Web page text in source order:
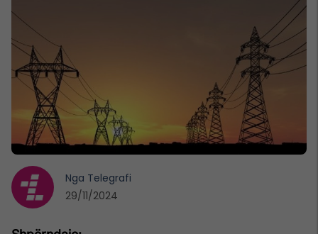
Nga Telegrafi
29/11/2024